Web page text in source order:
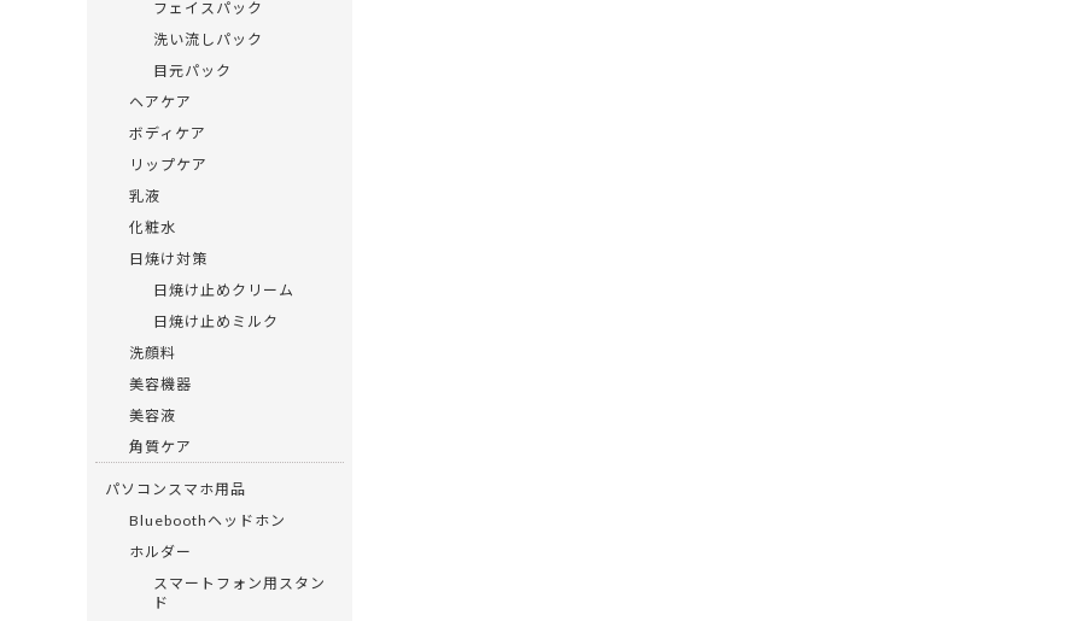
フェイスパック
洗い流しパック
目元パック
ヘアケア
ボディケア
リップケア
乳液
化粧水
日焼け対策
日焼け止めクリーム
日焼け止めミルク
洗顔料
美容機器
美容液
角質ケア
パソコンスマホ用品
Blueboothヘッドホン
ホルダー
スマートフォン用スタン
ド